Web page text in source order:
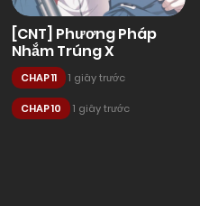
[CNT] Phương Pháp
Nhắm Trúng X
CHAP 11 1 giây trước
CHAP 10 1 giây trước